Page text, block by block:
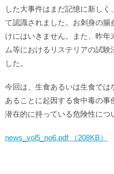
した大事件はまだ記憶に新し
て認識されました。お刺身の
けにはいきません。また、昨
ム等におけるリステリアの試
した。
今回は、生食あるいは生食で
あることに起因する食中毒の
潜在的に持っている危険性につ
news_vol5_no6.pdf （208KB）